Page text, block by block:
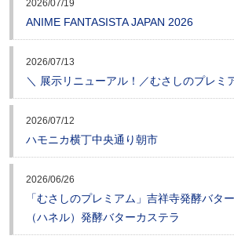
2026/07/19
ANIME FANTASISTA JAPAN 2026
2026/07/13
＼ 展示リニューアル！／むさしのプレミ
2026/07/12
ハモニカ横丁中央通り朝市
2026/06/26
「むさしのプレミアム」吉祥寺発酵バタ
（ハネル）発酵バターカステラ